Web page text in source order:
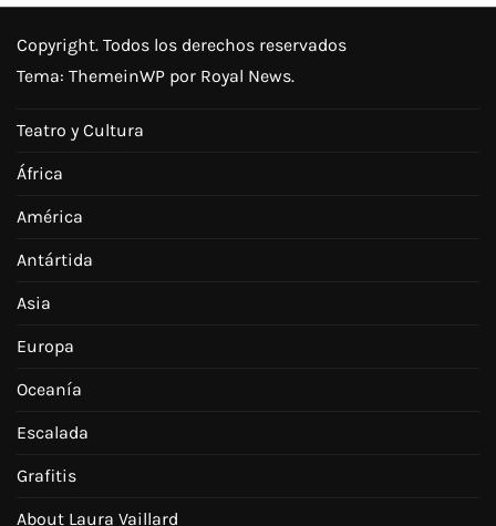
Copyright. Todos los derechos reservados
Tema: ThemeinWP por Royal News.
Teatro y Cultura
África
América
Antártida
Asia
Europa
Oceanía
Escalada
Grafitis
About Laura Vaillard